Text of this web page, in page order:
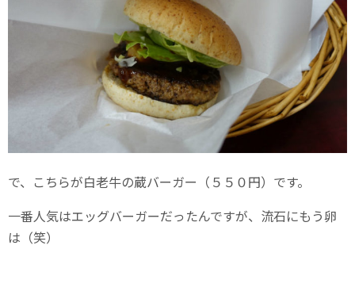
で、こちらが白老牛の蔵バーガー（５５０円）です。
一番人気はエッグバーガーだったんですが、流石にもう卵
は（笑）